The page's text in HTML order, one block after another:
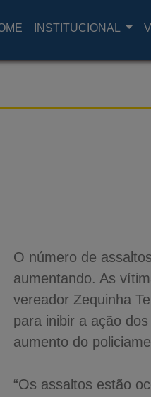
INSTITUCIONAL
O número de
aumentando. As
vereador Zequinha
para inibir a ação
aumento do
“Os assaltos estão